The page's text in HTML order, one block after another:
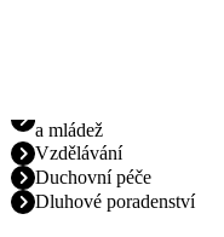
a mládež
Vzdělávání
Duchovní péče
Dluhové poradenství